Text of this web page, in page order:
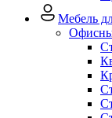
Мебель